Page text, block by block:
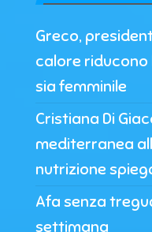
Greco,
calore riducono
sia femminile
Cristiana Di
mediterranea
nutrizione
Afa senza
settimana